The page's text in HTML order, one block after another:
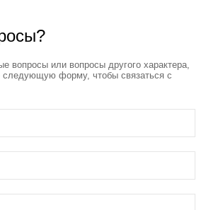
вопросы или вопросы другого характера,
следующую форму, чтобы связаться с